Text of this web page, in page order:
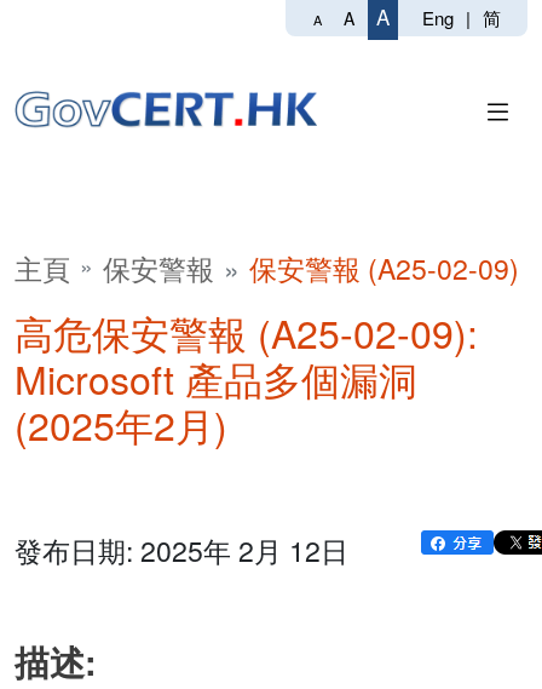
A A A Eng | 简
主頁 保安警報 保安警報 (A25-02-09)
高危保安警報 (A25-02-09):
Microsoft 產品多個漏洞
(2025年2月)
發布日期: 2025年 2月 12日
描述: